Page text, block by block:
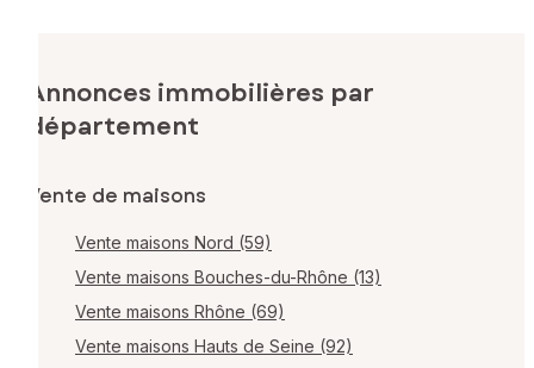
Annonces immobilières par
département
Vente de maisons
Vente maisons Nord (59)
Vente maisons Bouches-du-Rhône (13)
Vente maisons Rhône (69)
Vente maisons Hauts de Seine (92)